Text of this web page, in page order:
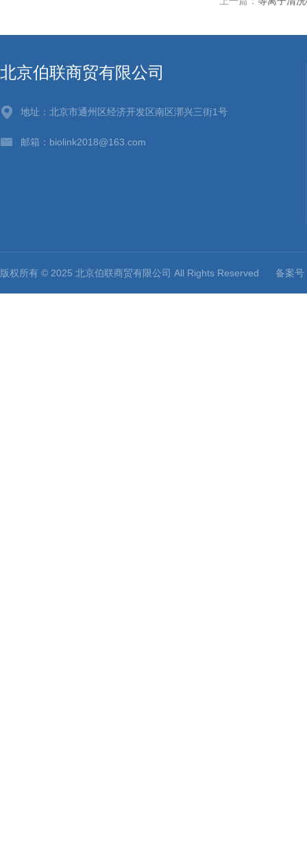
北京伯联商贸有限公司
地址：北京市通州区经济开发区南区漷兴三街1号
邮箱：biolink2018@163.com
版权所有 © 2025 北京伯联商贸有限公司 All Rights Reserved 备案号